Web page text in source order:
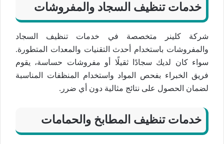
خدمات تنظيف السجاد والمفروشات
شركة كلينر متخصصة في خدمات تنظيف السجاد
والمفروشات باستخدام أحدث التقنيات والمعدات المتطورة.
سواء كان لديك سجادًا ثقيلًا أو مفروشات حساسة، يقوم
فريق الخبراء بفحص المواد واستخدام المنظفات المناسبة
لضمان الحصول على نتائج مثالية دون أي ضرر.
خدمات تنظيف المطابخ والحمامات